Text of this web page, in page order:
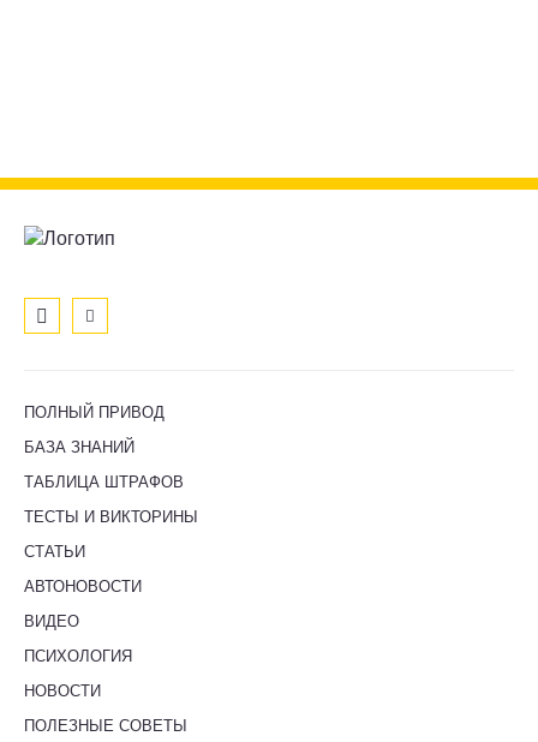
ПОЛНЫЙ ПРИВОД
БАЗА ЗНАНИЙ
ТАБЛИЦА ШТРАФОВ
ТЕСТЫ И ВИКТОРИНЫ
СТАТЬИ
АВТОНОВОСТИ
ВИДЕО
ПСИХОЛОГИЯ
НОВОСТИ
ПОЛЕЗНЫЕ СОВЕТЫ